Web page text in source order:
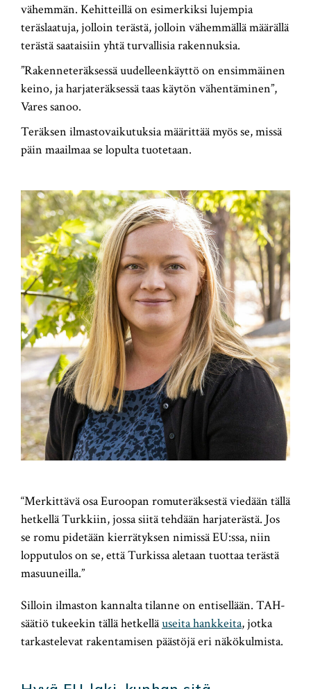
vähemmän. Kehitteillä on esimerkiksi lujempia
teräslaatuja, jolloin terästä, jolloin vähemmällä määrällä
terästä saataisiin yhtä turvallisia rakennuksia.
”Rakenneteräksessä uudelleenkäyttö on ensimmäinen
keino, ja harjateräksessä taas käytön vähentäminen”,
Vares sanoo.
Teräksen ilmastovaikutuksia määrittää myös se, missä
päin maailmaa se lopulta tuotetaan.
“Merkittävä osa Euroopan romuteräksestä viedään tällä
hetkellä Turkkiin, jossa siitä tehdään harjaterästä. Jos
se romu pidetään kierrätyksen nimissä EU:ssa, niin
lopputulos on se, että Turkissa aletaan tuottaa terästä
masuuneilla.”
Silloin ilmaston kannalta tilanne on entisellään. TAH-
säätiö tukeekin tällä hetkelläuseita hankkeita, jotka
tarkastelevat rakentamisen päästöjä eri näkökulmista.